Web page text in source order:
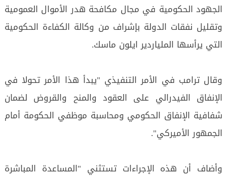
الجهود الحكومية في مجال مكافحة هدر الأموال العمومية
وتقليل نفقات الدولة بإشراف من وكالة الكفاءة الحكومية
التي يرأسها الملياردير ايلون ماسك.
وقال ترامب في الأمر التنفيذي "يبدأ هذا الأمر تحولا في
الإنفاق الفيدرالي على العقود والمنح والقروض لضمان
شفافية الإنفاق الحكومي ومحاسبة موظفي الحكومة أمام
الجمهور الأميركي".
وأضاف أن هذه الإجراءات تستثني "المساعدة المباشرة